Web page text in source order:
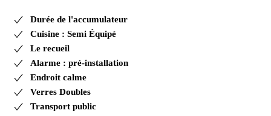
Durée de l'accumulateur
Cuisine : Semi Équipé
Le recueil
Alarme : pré-installation
Endroit calme
Verres Doubles
Transport public